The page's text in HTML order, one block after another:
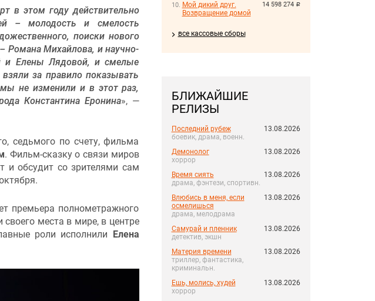
14 598 274 руб.
Мой дикий друг.
Возвращение домой
все кассовые сборы
БЛИЖАЙШИЕ
РЕЛИЗЫ
Последний рубеж
боевик, драма, военн.
13.08.2026
Демонолог
хоррор
13.08.2026
Время сиять
драма, фэнтези, спортивн.
13.08.2026
Влюбись в меня, если
осмелишься
драма, мелодрама
13.08.2026
Самурай и пленник
детектив, экшн
13.08.2026
Материя времени
триллер, фантастика,
криминальн.
13.08.2026
Ешь, молись, худей
хоррор
13.08.2026
в этом году действительно
– молодость и смелость
поиски нового
Романа Михайлова, и научно-
и Елены Лядовой, и смелые
за правило показывать
не изменили и в этот раз,
Константина Еронина», —
седьмого по счету, фильма
. Фильм-сказку о связи миров
и обсудит со зрителями сам
премьера полнометражного
места в мире, в центре
роли исполнили Елена